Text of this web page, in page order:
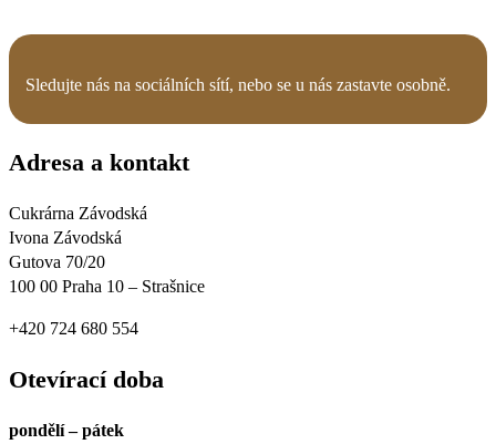
Sledujte nás na sociálních sítí, nebo se u nás zastavte osobně.
Adresa a kontakt
Cukrárna Závodská
Ivona Závodská
Gutova 70/20
100 00 Praha 10 – Strašnice
+420 724 680 554
Otevírací doba
pondělí – pátek